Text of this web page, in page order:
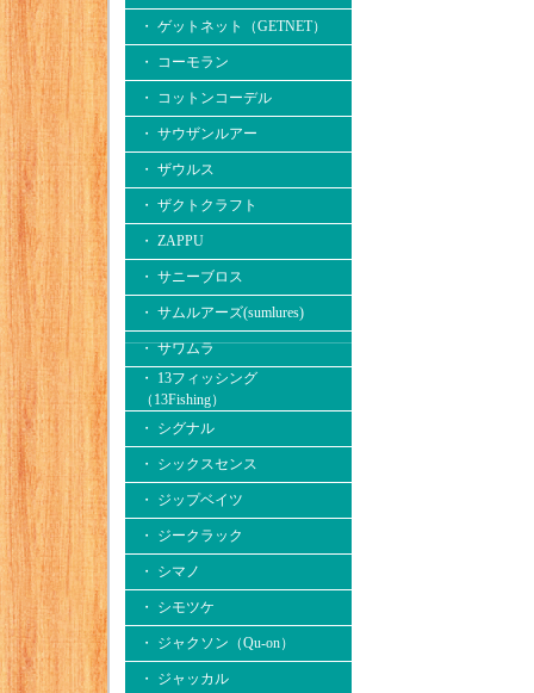
・ ゲットネット（GETNET）
・ コーモラン
・ コットンコーデル
・ サウザンルアー
・ ザウルス
・ ザクトクラフト
・ ZAPPU
・ サニーブロス
・ サムルアーズ(sumlures)
・ サワムラ
・ 13フィッシング
（13Fishing）
・ シグナル
・ シックスセンス
・ ジップベイツ
・ ジークラック
・ シマノ
・ シモツケ
・ ジャクソン（Qu-on）
・ ジャッカル